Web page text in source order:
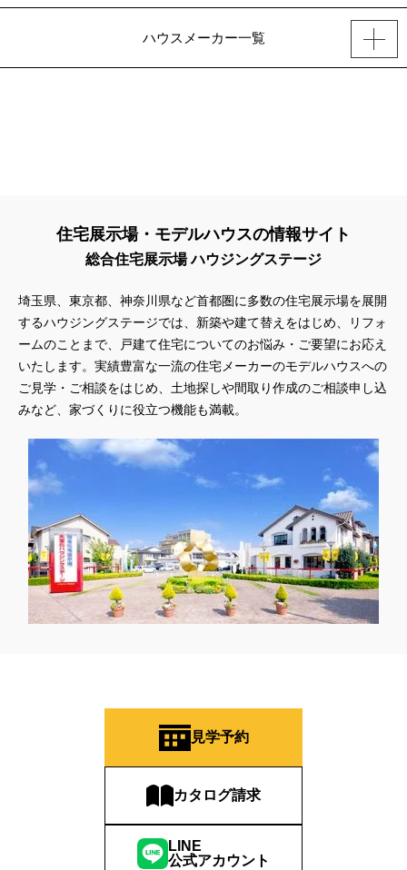
ハウスメーカー一覧
住宅展示場・モデルハウスの情報サイト
総合住宅展示場 ハウジングステージ
埼玉県、東京都、神奈川県など首都圏に多数の住宅展示場を展開
するハウジングステージでは、新築や建て替えをはじめ、リフォ
ームのことまで、戸建て住宅についてのお悩み・ご要望にお応え
いたします。実績豊富な一流の住宅メーカーのモデルハウスへの
ご見学・ご相談をはじめ、土地探しや間取り作成のご相談申し込
みなど、家づくりに役立つ機能も満載。
見学予約
カタログ請求
LINE
公式アカウント